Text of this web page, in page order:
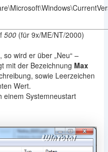
500(für 9x/ME/NT/2000)
wird er über „Neu“ –
mit der Bezeichnung Max
sowie Leerzeichen
Wert.
einem Systemneustart